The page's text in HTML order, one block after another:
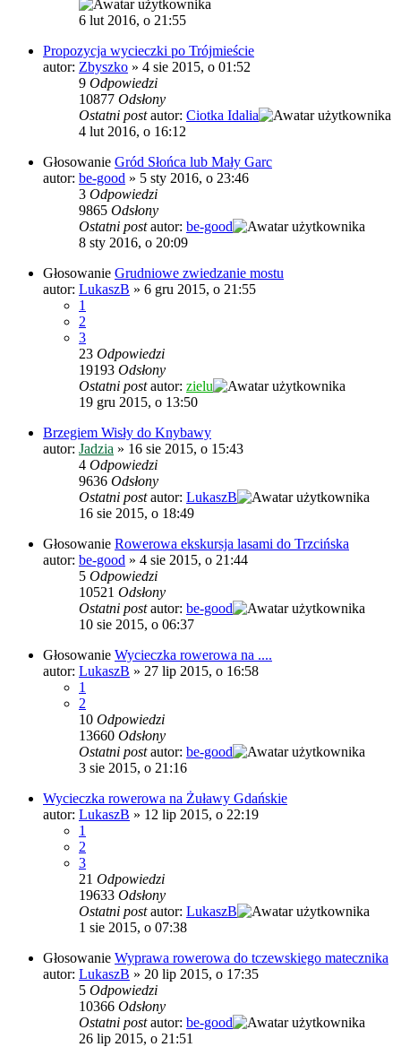
6 lut 2016, o 21:55
Propozycja wycieczki po Trójmieście
autor: Zbyszko » 4 sie 2015, o 01:52
9 Odpowiedzi
10877 Odsłony
Ostatni postautor: Ciotka Idalia
4 lut 2016, o 16:12
Głosowanie Gród Słońca lub Mały Garc
autor: be-good » 5 sty 2016, o 23:46
3 Odpowiedzi
9865 Odsłony
Ostatni postautor: be-good
8 sty 2016, o 20:09
Głosowanie Grudniowe zwiedzanie mostu
autor: LukaszB » 6 gru 2015, o 21:55
1
2
3
23 Odpowiedzi
19193 Odsłony
Ostatni postautor: zielu
19 gru 2015, o 13:50
Brzegiem Wisły do Knybawy
autor: Jadzia » 16 sie 2015, o 15:43
4 Odpowiedzi
9636 Odsłony
Ostatni postautor: LukaszB
16 sie 2015, o 18:49
Głosowanie Rowerowa ekskursja lasami do Trzcińska
autor: be-good » 4 sie 2015, o 21:44
5 Odpowiedzi
10521 Odsłony
Ostatni postautor: be-good
10 sie 2015, o 06:37
Głosowanie Wycieczka rowerowa na ....
autor: LukaszB » 27 lip 2015, o 16:58
1
2
10 Odpowiedzi
13660 Odsłony
Ostatni postautor: be-good
3 sie 2015, o 21:16
Wycieczka rowerowa na Żuławy Gdańskie
autor: LukaszB » 12 lip 2015, o 22:19
1
2
3
21 Odpowiedzi
19633 Odsłony
Ostatni postautor: LukaszB
1 sie 2015, o 07:38
Głosowanie Wyprawa rowerowa do tczewskiego matecznika
autor: LukaszB » 20 lip 2015, o 17:35
5 Odpowiedzi
10366 Odsłony
Ostatni postautor: be-good
26 lip 2015, o 21:51